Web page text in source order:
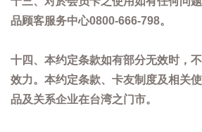
品顾客服务中心0800-666-798。
十四、本约定条款如有部分无效时，
效力。本约定条款、卡友制度及相关
品及关系企业在台湾之门市。